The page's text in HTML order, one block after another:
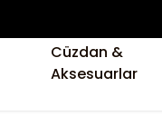
Cüzdan &
Aksesuarlar